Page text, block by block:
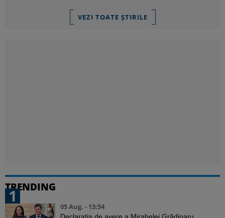
VEZI TOATE ȘTIRILE
TRENDING
1
05 Aug. - 13:54